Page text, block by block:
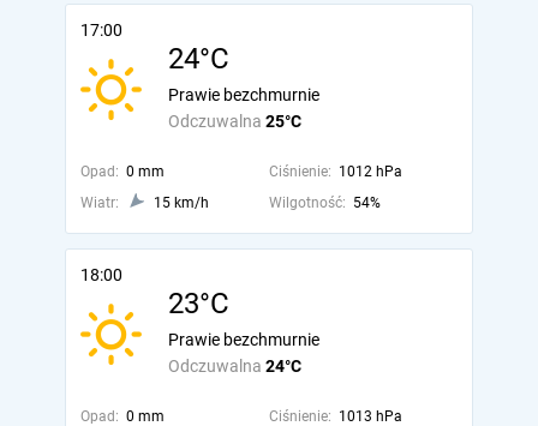
17:00
24°C
Odczuwalna 25°C
Prawie bezchmurnie
Opad: 0 mm Ciśnienie: 1012 hPa
Wiatr:
15 km/h Wilgotność: 54%
18:00
23°C
Odczuwalna 24°C
Prawie bezchmurnie
Opad: 0 mm Ciśnienie: 1013 hPa